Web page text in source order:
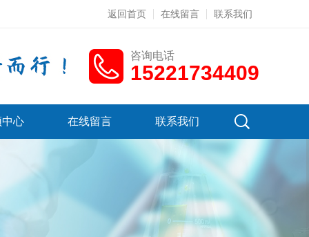
返回首页 在线留言 联系我们
咨询电话
15221734409
心 在线留言 联系我们